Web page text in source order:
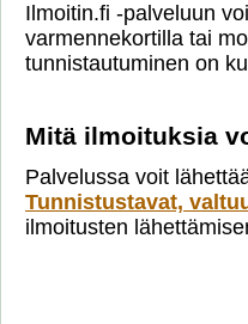
Ilmoitin.fi -palveluun
varmennekortilla tai
tunnistautuminen on
Mitä ilmoituksia
Palvelussa voit
Tunnistustavat,
ilmoitusten